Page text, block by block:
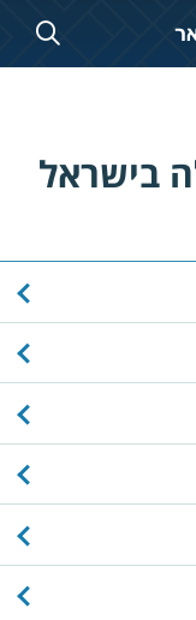
בישראל